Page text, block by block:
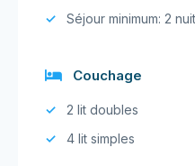
Séjour minimum: 2
Couchage
2 lit doubles
4 lit simples